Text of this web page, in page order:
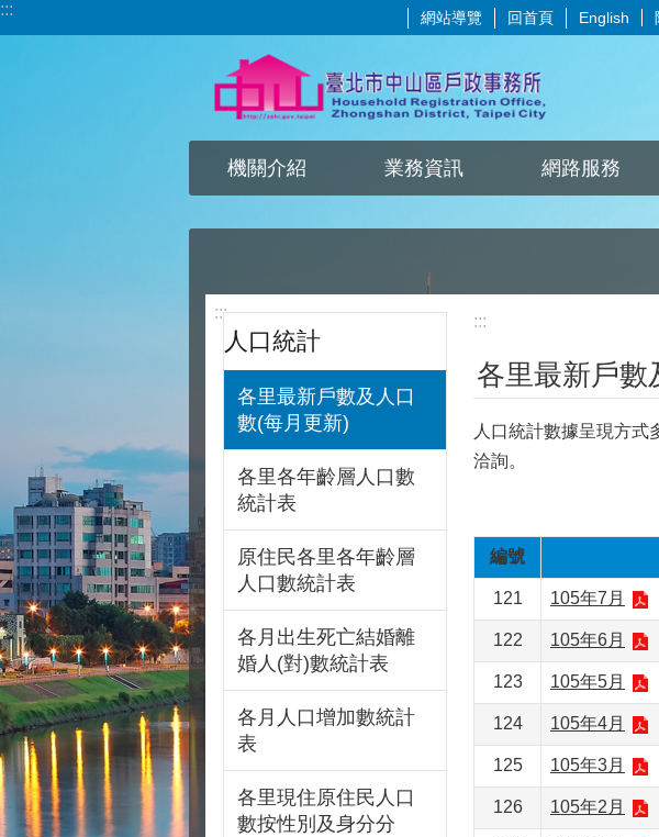
跳到主要內容區塊
::: 網站導覽 回首頁 English
機關介紹 業務資訊 網路服務
:::
人口統計
各里最新戶數及人口
數(每月更新)
各里各年齡層人口數
統計表
原住民各里各年齡層
人口數統計表
各月出生死亡結婚離
婚人(對)數統計表
各月人口增加數統計
表
各里現住原住民人口
數按性別及身分分
:::
各里最新戶數
人口統計數據呈現方式
洽詢。
編號
121 105年7月
122 105年6月
123 105年5月
124 105年4月
125 105年3月
126 105年2月